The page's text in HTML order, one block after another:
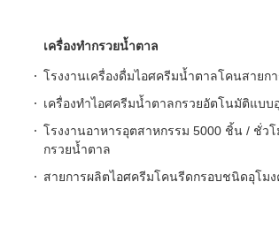
เครื่องทำกรวยน้ำตาล
โรงงานเครื่องดื่มไอศครีมน้ำตาลโคนสายก
เครื่องทำไอศครีมน้ำตาลกรวยอัตโนมัติแบบ
โรงงานอาหารอุตสาหกรรม 5000 ชิ้น / ชั่วโ
กรวยน้ำตาล
สายการผลิตไอศครีมโคนรีดกรอบชนิดอุโมง